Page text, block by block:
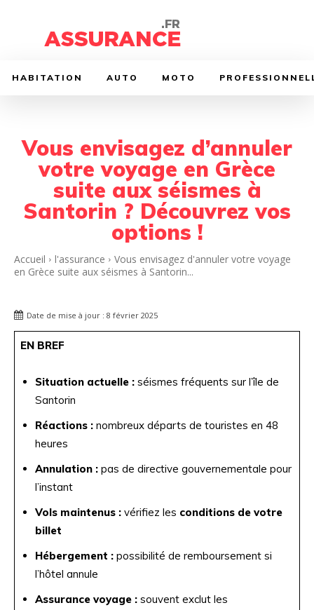
HABITATION AUTO MOTO
Vous envisagez d’annuler
votre voyage en Grèce
suite aux séismes à
Santorin ? Découvrez vos
options !
Accueil l'assurance
Vous envisagez d'annuler votre voyage
en Grèce suite aux séismes à Santorin...
Date de mise à jour : 8 février 2025
EN BREF
Situation actuelle :séismes fréquents sur l’île de
Santorin
Réactions :nombreux départs de touristes en 48
heures
Annulation :pas de directive gouvernementale pour
l’instant
Vols maintenus :vérifiez les conditions de votre
billet
Hébergement :possibilité de remboursement si
l’hôtel annule
Assurance voyage :souvent exclut les